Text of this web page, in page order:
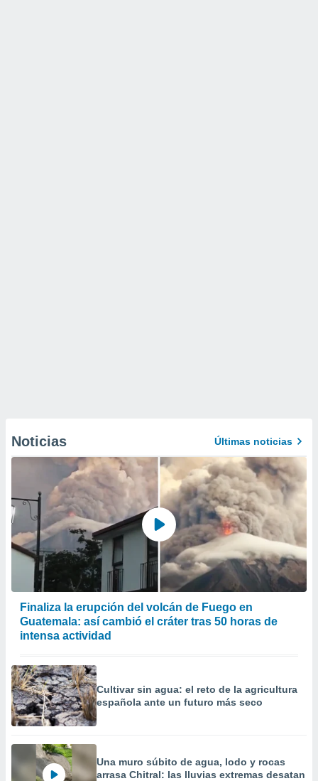
Noticias Últimas noticias
Finaliza la erupción del volcán de Fuego en
Guatemala: así cambió el cráter tras 50 horas de
intensa actividad
Cultivar sin agua: el reto de la agricultura
española ante un futuro más seco
Una muro súbito de agua, lodo y rocas
arrasa Chitral: las lluvias extremas desatan